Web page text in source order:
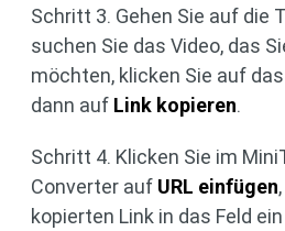
Schritt 3. Gehen Sie auf die
suchen Sie das Video, das
möchten, klicken Sie auf das
dann auf Link kopieren.
Schritt 4. Klicken Sie im
Converter auf URL einfügen
kopierten Link in das Feld